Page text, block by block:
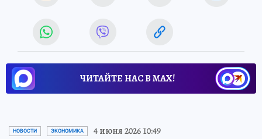
ЧИТАЙТЕ НАС В МАХ!
НОВОСТИ ЭКОНОМИКА 4 июня 2026 10:49